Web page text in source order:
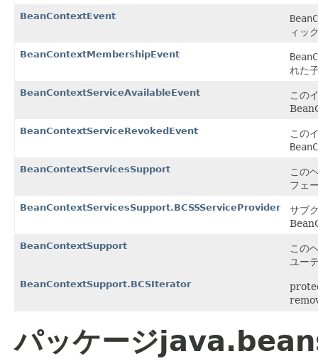
BeanContextEvent
ィッ
BeanContextMembershipEvent
れた
BeanContextServiceAvailableEvent
この
BeanContextServiceRevokedEvent
この
BeanContextServicesSupport
この
フェ
BeanContextServicesSupport.BCSSServiceProvider
サブ
BeanContextSupport
この
ユー
BeanContextSupport.BCSIterator
パッケージ